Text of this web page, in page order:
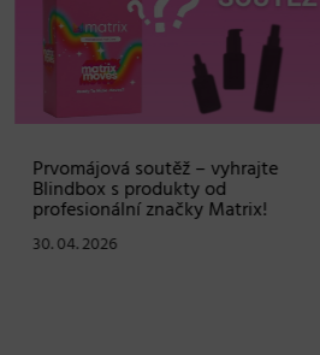
Prvomájová soutěž – vyhrajte
Blindbox s produkty od
profesionální značky Matrix!
30. 04. 2026